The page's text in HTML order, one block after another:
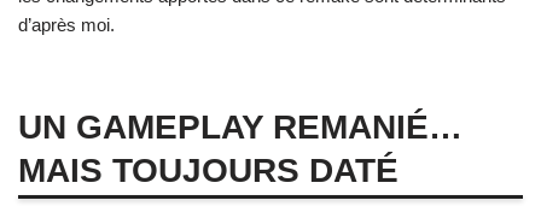
d’après moi.
UN GAMEPLAY REMANIÉ…
MAIS TOUJOURS DATÉ